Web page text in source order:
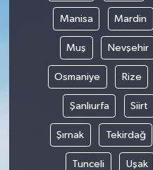
Manisa Mardin
Muş Nevşehir
Osmaniye Rize
Şanlıurfa Siirt
Şırnak Tekirdağ
Tunceli Uşak